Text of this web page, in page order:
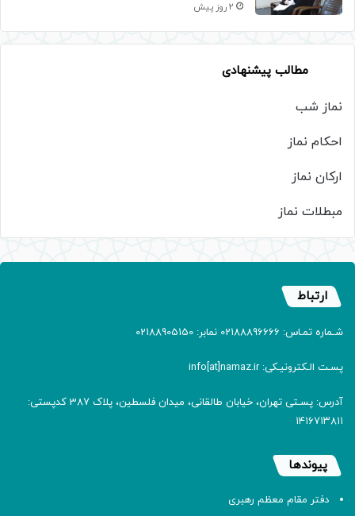
2 روز پیش
مطالب پیشنهادی
نماز شب
احکام نماز
ارکان نماز
مبطلات نماز
ارتباط
شـماره تمـاس: 02188896666 نمابر: 02188905150
پسـت الـکترونیـکی: info[at]namaz.ir
آدرس: پسـتی تهران، خیابان طالقانی، میدان فلسطین، پلاک 387 کدپستی:
۱۴۱۶۷۱۳۸۱۱
پیوندها
دفتر مقام معظم رهبری